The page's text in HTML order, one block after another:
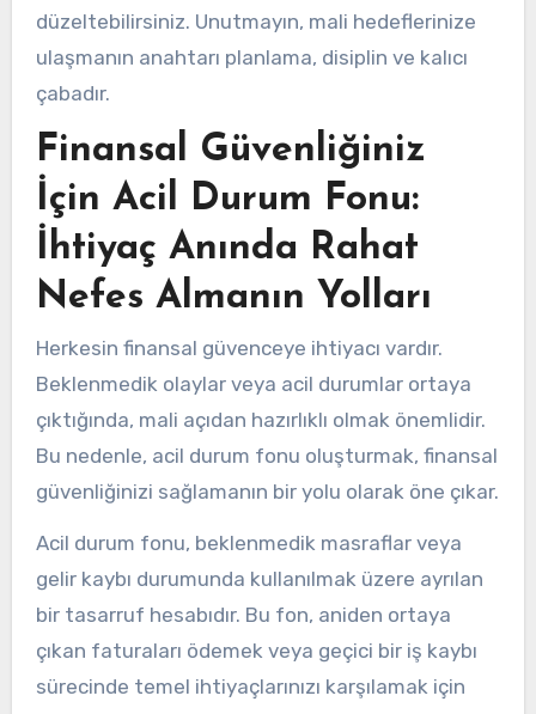
düzeltebilirsiniz. Unutmayın, mali hedeflerinize
ulaşmanın anahtarı planlama, disiplin ve kalıcı
çabadır.
Finansal Güvenliğiniz
İçin Acil Durum Fonu:
İhtiyaç Anında Rahat
Nefes Almanın Yolları
Herkesin finansal güvenceye ihtiyacı vardır.
Beklenmedik olaylar veya acil durumlar ortaya
çıktığında, mali açıdan hazırlıklı olmak önemlidir.
Bu nedenle, acil durum fonu oluşturmak, finansal
güvenliğinizi sağlamanın bir yolu olarak öne çıkar.
Acil durum fonu, beklenmedik masraflar veya
gelir kaybı durumunda kullanılmak üzere ayrılan
bir tasarruf hesabıdır. Bu fon, aniden ortaya
çıkan faturaları ödemek veya geçici bir iş kaybı
sürecinde temel ihtiyaçlarınızı karşılamak için